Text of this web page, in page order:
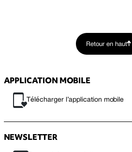
Retour en haut
APPLICATION MOBILE
Télécharger l’application mobile
NEWSLETTER